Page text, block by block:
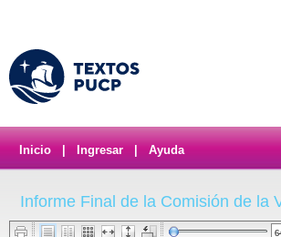
Inicio Ingresar Ayuda
Informe Final de la Comisión de la